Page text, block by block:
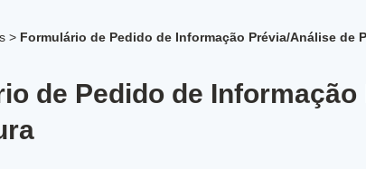
> Formulário de Pedido de Informação Prévia/Análise de
de Pedido de